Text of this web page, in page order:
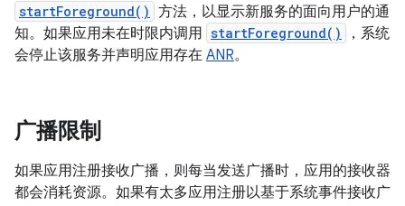
startForeground() 方法，以显示新服务的面向用户的通
知。如果应用未在时限内调用 startForeground()
，系统
会停止该服务并声明应用存在 ANR。
广播限制
如果应用注册接收广播，则每当发送广播时，应用的接收器
都会消耗资源。如果有太多应用注册以基于系统事件接收广